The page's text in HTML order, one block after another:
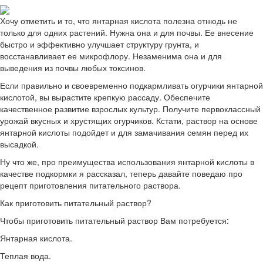
Хочу отметить и то, что янтарная кислота полезна отнюдь не
только для одних растений. Нужна она и для почвы. Ее внесение
быстро и эффективно улучшает структуру грунта, и
восстанавливает ее микрофлору. Незаменима она и для
выведения из почвы любых токсинов.
Если правильно и своевременно подкармливать огурчики янтарной
кислотой, вы вырастите крепкую рассаду. Обеспечите
качественное развитие взрослых культур. Получите первоклассный
урожай вкусных и хрустящих огурчиков. Кстати, раствор на основе
янтарной кислоты подойдет и для замачивания семян перед их
высадкой.
Ну что же, про преимущества использования янтарной кислоты в
качестве подкормки я рассказал, теперь давайте поведаю про
рецепт приготовления питательного раствора.
Как приготовить питательный раствор?
Чтобы приготовить питательный раствор Вам потребуется:
Янтарная кислота.
Теплая вода.